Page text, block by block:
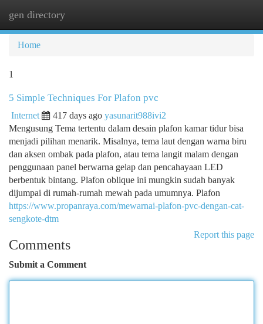
gen directory
Home
1
5 Simple Techniques For Plafon pvc
Internet 417 days ago yasunarit988ivi2
Mengusung Tema tertentu dalam desain plafon kamar tidur bisa
menjadi pilihan menarik. Misalnya, tema laut dengan warna biru
dan aksen ombak pada plafon, atau tema langit malam dengan
penggunaan panel berwarna gelap dan pencahayaan LED
berbentuk bintang. Plafon oblique ini mungkin sudah banyak
dijumpai di rumah-rumah mewah pada umumnya. Plafon
https://www.propanraya.com/mewarnai-plafon-pvc-dengan-cat-
sengkote-dtm
Report this page
Comments
Submit a Comment